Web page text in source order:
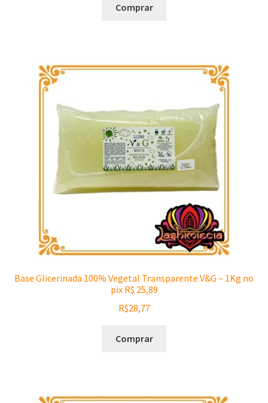
Comprar
Base Glicerinada 100% Vegetal Transparente V&G – 1Kg no
pix R$ 25,89
R$28,77
Comprar